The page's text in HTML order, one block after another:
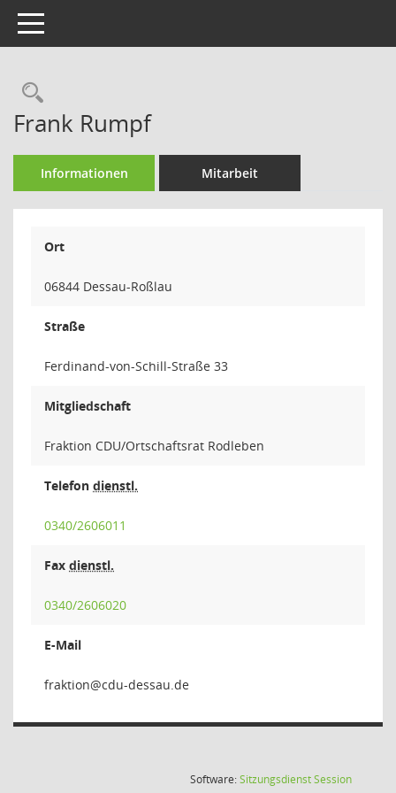
Toggle navigation
Rechercheauswahl
Frank Rumpf
Informationen Mitarbeit
Ort
06844 Dessau-Roßlau
Straße
Ferdinand-von-Schill-Straße 33
Mitgliedschaft
Fraktion CDU/Ortschaftsrat Rodleben
Telefon dienstl.
0340/2606011
Fax dienstl.
0340/2606020
E-Mail
noit
Software:SitzungsdienstSession(Wird in